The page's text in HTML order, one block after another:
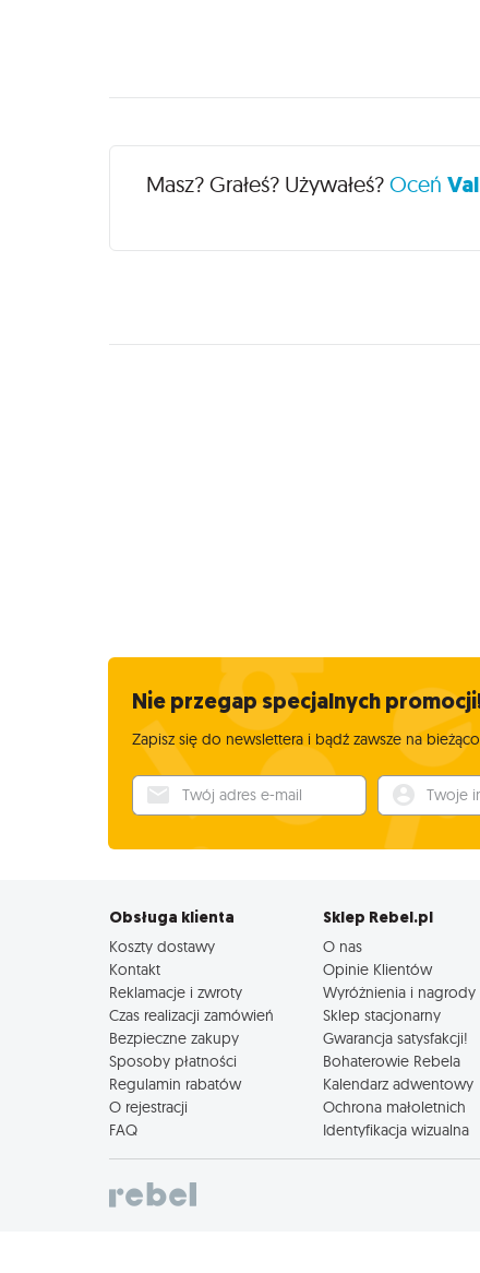
Recenzje
Masz? Grałeś? Używałeś? Oceń
Nie przegap specjalnych
Zapisz się do newslettera i bądź zawsze na bieżąco
Twój adres e-mail Twoje imię
Obsługa klienta
Koszty dostawy
Kontakt
Reklamacje i zwroty
Czas realizacji zamówień
Bezpieczne zakupy
Sposoby płatności
Regulamin rabatów
O rejestracji
FAQ
Sklep Rebel.pl
O nas
Opinie Klientów
Wyróżnienia i nagrody
Sklep stacjonarny
Gwarancja satysfakcji!
Bohaterowie Rebela
Kalendarz adwentowy
Ochrona małoletnich
Identyfikacja wizualna